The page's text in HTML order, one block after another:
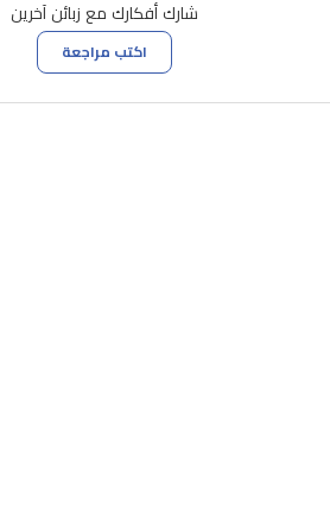
شارك أفكارك مع زبائن آخرين
اكتب مراجعة